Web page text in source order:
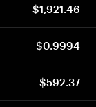
$1,921.46
$0.9994
$592.37